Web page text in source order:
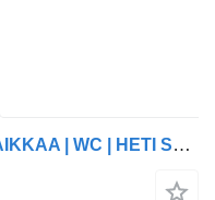
Temsa MD9 EURO6 | 34+1+1 PAIKKAA | WC | HETI SAATAVILLA